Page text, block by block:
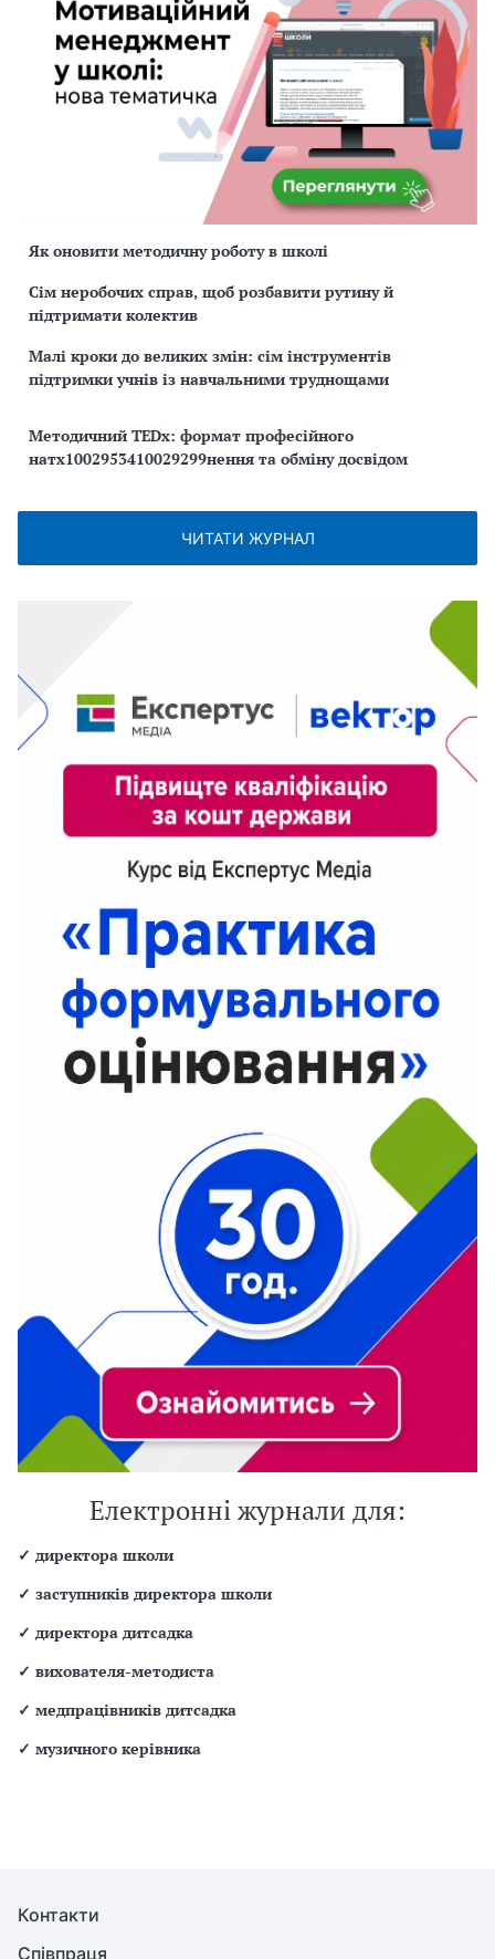
Як оновити методичну роботу в школі
Сім неробочих справ, щоб розбавити рутину й
підтримати колектив
Малі кроки до великих змін: сім інструментів
підтримки учнів із навчальними труднощами
Методичний TEDx: формат професійного
натх1002953410029299нення та обміну досвідом
ЧИТАТИ ЖУРНАЛ
Електронні журнали для:
✓ директора школи
✓ заступників директора школи
✓ директора дитсадка
✓ вихователя-методиста
✓ медпрацівників дитсадка
✓ музичного керівника
Контакти
Співпраця